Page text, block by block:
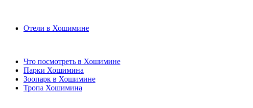
Отели в Хошимине
Что посмотреть в Хошимине
Парки Хошимина
Зоопарк в Хошимине
Тропа Хошимина